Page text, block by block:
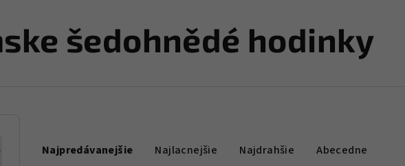
šedohnědé hodinky
aNajpredávanejšie Najlacnejšie Najdrahšie Abecedne